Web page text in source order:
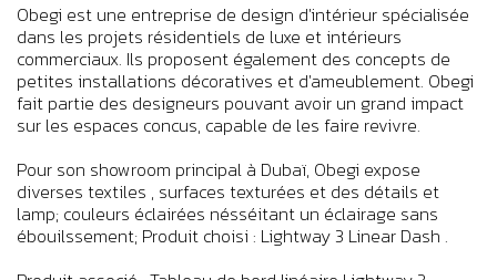
Obegi est une entreprise de design d'intérieur spécialisée
dans les projets résidentiels de luxe et intérieurs
commerciaux. Ils proposent également des concepts de
petites installations décoratives et d'ameublement. Obegi
fait partie des designeurs pouvant avoir un grand impact
sur les espaces concus, capable de les faire revivre.
Pour son showroom principal à Dubaï, Obegi expose
diverses textiles , surfaces texturées et des détails et
lamp; couleurs éclairées nésséitant un éclairage sans
ébouilssement; Produit choisi : Lightway 3 Linear Dash .